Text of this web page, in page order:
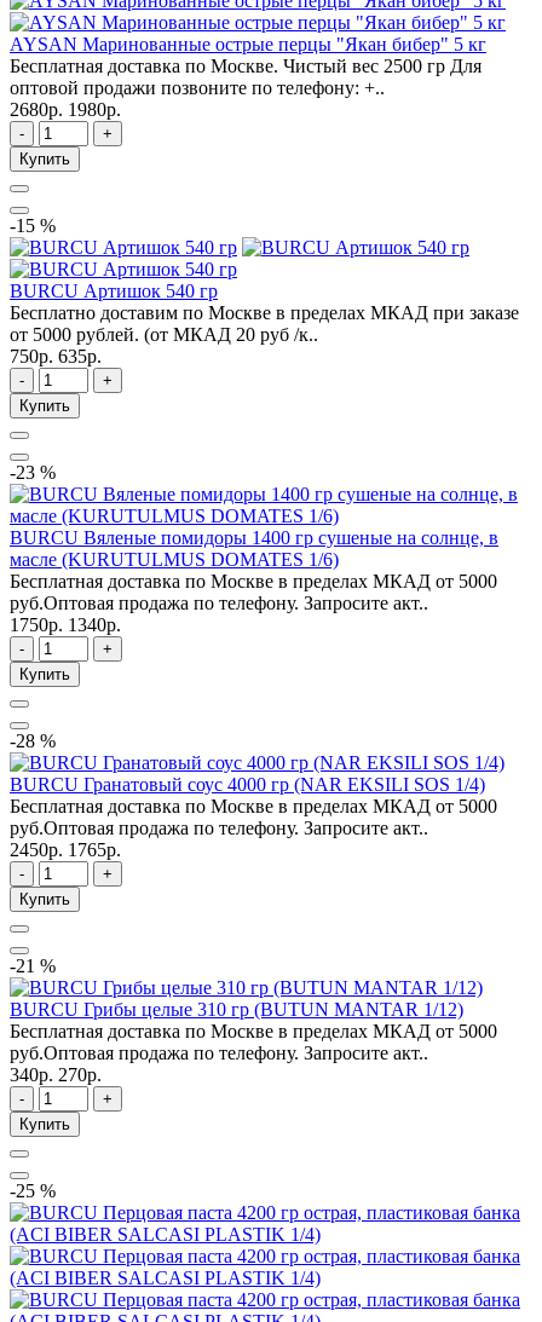
AYSAN Маринованные острые перцы "Якан бибер" 5 кг
Бесплатная доставка по Москве. Чистый вес 2500 гр Для
оптовой продажи позвоните по телефону: +..
2680р. 1980р.
-
+
Купить
-15 %
BURCU Артишок 540 гр
Бесплатно доставим по Москве в пределах МКАД при заказе
от 5000 рублей. (от МКАД 20 руб /к..
750р. 635р.
-
+
Купить
-23 %
BURCU Вяленые помидоры 1400 гр сушеные на солнце, в
масле (KURUTULMUS DOMATES 1/6)
Бесплатная доставка по Москве в пределах МКАД от 5000
руб.Оптовая продажа по телефону. Запросите акт..
1750р. 1340р.
-
+
Купить
-28 %
BURCU Гранатовый соус 4000 гр (NAR EKSILI SOS 1/4)
Бесплатная доставка по Москве в пределах МКАД от 5000
руб.Оптовая продажа по телефону. Запросите акт..
2450р. 1765р.
-
+
Купить
-21 %
BURCU Грибы целые 310 гр (BUTUN MANTAR 1/12)
Бесплатная доставка по Москве в пределах МКАД от 5000
руб.Оптовая продажа по телефону. Запросите акт..
340р. 270р.
-
+
Купить
-25 %